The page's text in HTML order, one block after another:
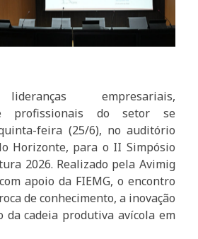
empresariais,
profissionais do setor se
feira (25/6), no auditório
Horizonte, para o II Simpósio
2026. Realizado pela Avimig
apoio da FIEMG, o encontro
de conhecimento, a inovação
da cadeia produtiva avícola em